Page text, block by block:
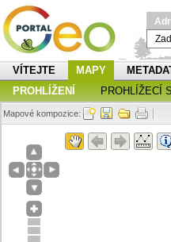
VÍTEJTE MAPY
PROHLÍŽENÍ
PROHLÍŽECÍ
Mapové kompozice: